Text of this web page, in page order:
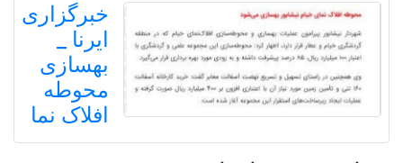
خبرگزاری
ایرنا _
بهسازی
محوطه
افلاک نما